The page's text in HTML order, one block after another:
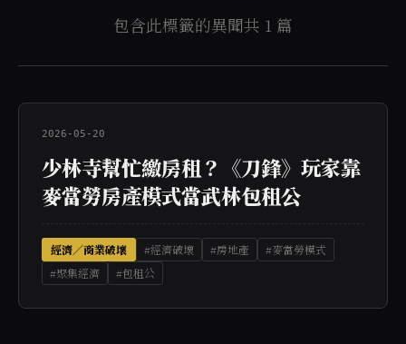
包含此標籤的異聞共 1 篇
2026-05-20
少林寺幫忙繳房租？《刀鋒》玩家靠
麥當勞房產模式當武林包租公
經濟／商業破壞 #經濟破壞 #房地產
#麥當勞模式
#聚集經濟
#包租公